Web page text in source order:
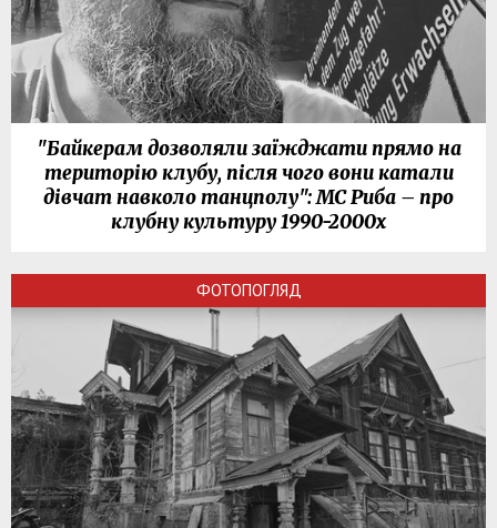
"Байкерам дозволяли заїжджати прямо на
територію клубу, після чого вони катали
дівчат навколо танцполу": МС Риба – про
клубну культуру 1990-2000х
ФОТОПОГЛЯД